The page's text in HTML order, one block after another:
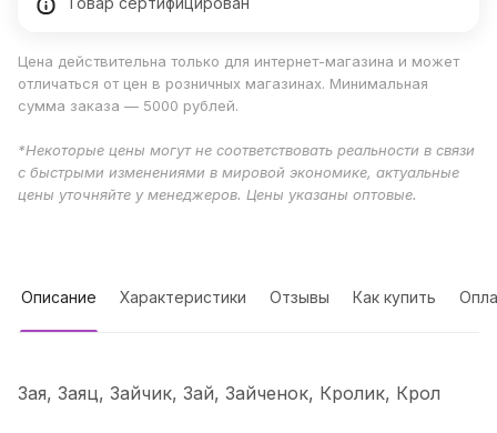
Цена действительна только для интернет-магазина и может
отличаться от цен в розничных магазинах. Минимальная
сумма заказа — 5000 рублей.
*Некоторые цены могут не соответствовать реальности в связи
с быстрыми изменениями в мировой экономике, актуальные
цены уточняйте у менеджеров. Цены указаны оптовые.
Описание Характеристики Отзывы Как купить
Зая, Заяц, Зайчик, Зай, Зайченок, Кролик, Крол